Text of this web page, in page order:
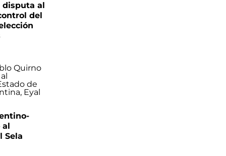
disputa al
del
al
Sela